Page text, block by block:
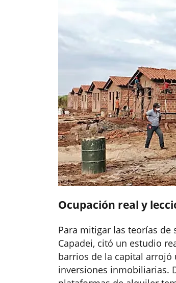
Ocupación real y
Para mitigar las teorías de
Capadei, citó un estudio
barrios de la capital arrojó
inversiones inmobiliarias.